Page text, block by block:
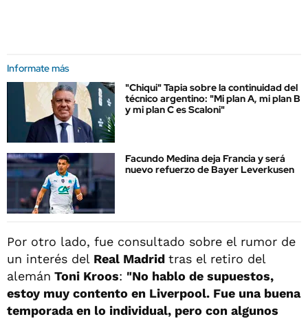
Informate más
"Chiqui" Tapia sobre la continuidad del
técnico argentino: "Mi plan A, mi plan B
y mi plan C es Scaloni"
Facundo Medina deja Francia y será
nuevo refuerzo de Bayer Leverkusen
Por otro lado, fue consultado sobre el rumor de
un interés del Real Madrid tras el retiro del
alemán Toni Kroos: "No hablo de supuestos,
estoy muy contento en Liverpool. Fue una buena
temporada en lo individual, pero con algunos